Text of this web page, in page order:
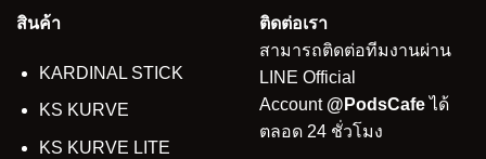
สินค้า
KARDINAL STICK
KS KURVE
KS KURVE LITE
ติดต่อเรา
สามารถติดต่อทีมงานผ่าน
LINE Official
Account @PodsCafeได้
ตลอด 24 ชั่วโมง